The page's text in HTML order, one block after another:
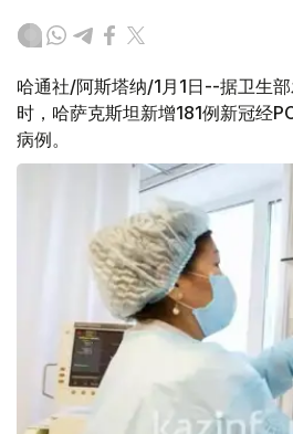
哈通社/阿斯塔纳/1月1日--据卫生
时，哈萨克斯坦新增181例新冠经
病例。